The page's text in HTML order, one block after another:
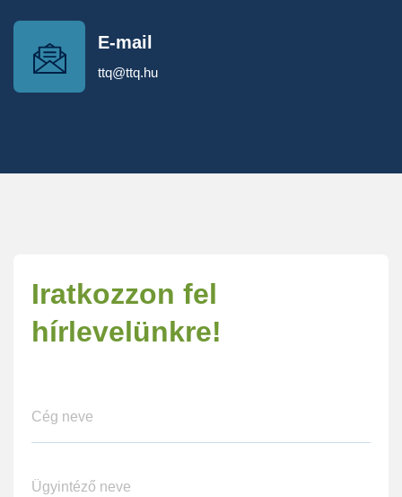
E-mail
ttq@ttq.hu
Iratkozzon fel
hírlevelünkre!